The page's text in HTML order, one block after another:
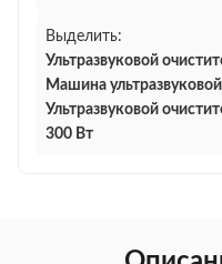
Выделить:
Ультразвуковой
Машина
Ультразвуковой
300 Вт